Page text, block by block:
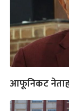
आफूनिकट